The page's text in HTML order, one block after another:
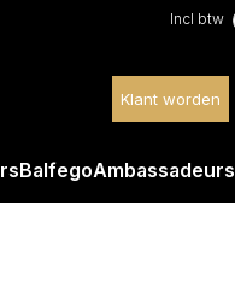
Incl btw
Klant worden
BalfegoAmbassadeurs